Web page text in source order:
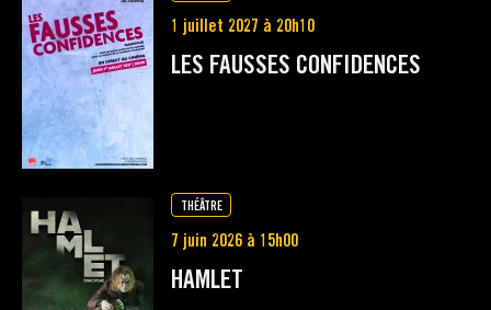
1 juillet 2027 à 20h10
LES FAUSSES CONFIDENCES
THÉÂTRE
7 juin 2026 à 15h00
HAMLET